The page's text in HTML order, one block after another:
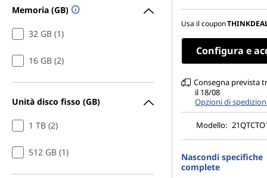
Memoria (GB)
32 GB (1)
16 GB (2)
Unità disco fisso (GB)
1 TB (2)
512 GB (1)
14,5" WUXGA
IPS, antiriflesso,
Usa il coupon
Configura e
Consegna prevista
il 18/08
Opzioni di
Modello:
Nascondi specifiche
complete